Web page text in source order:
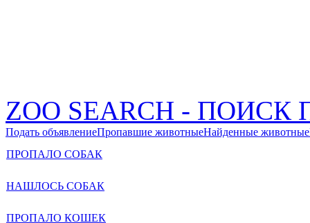
ZOO SEARCH -
Подать объявлениеПропавшие животныеНайденные животные
ПРОПАЛО СОБАК
НАШЛОСЬ СОБАК
ПРОПАЛО КОШЕК